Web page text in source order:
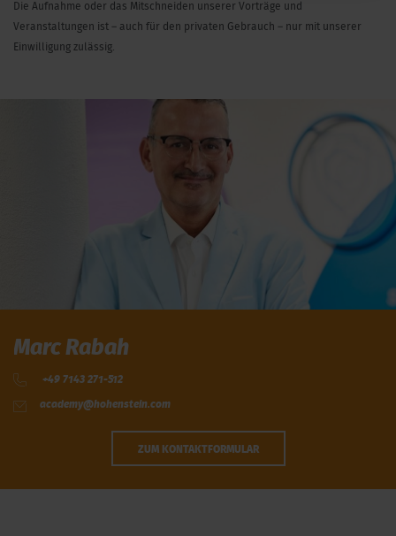
Die Aufnahme oder das Mitschneiden unserer Vorträge und
Veranstaltungen ist – auch für den privaten Gebrauch – nur mit unserer
Einwilligung zulässig.
Marc Rabah
+49 7143 271-512
academy@hohenstein.com
ZUM KONTAKTFORMULAR